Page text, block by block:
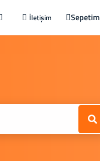
İletişim Sepetim